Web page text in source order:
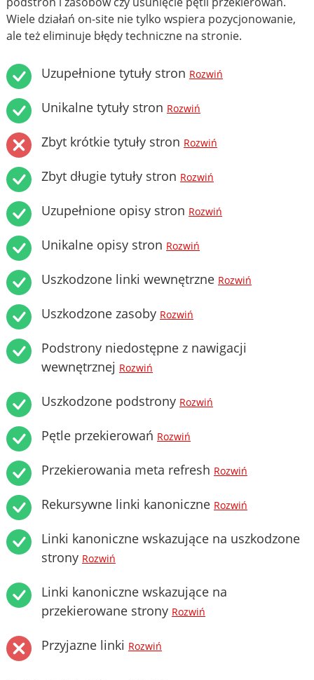
Wiele działań on-site nie tylko wspiera pozycjonowanie,
ale też eliminuje błędy techniczne na stronie.
Uzupełnione tytuły stron Rozwiń
Unikalne tytuły stron Rozwiń
Zbyt krótkie tytuły stron Rozwiń
Zbyt długie tytuły stron Rozwiń
Uzupełnione opisy stron Rozwiń
Unikalne opisy stron Rozwiń
Uszkodzone linki wewnętrzne Rozwiń
Uszkodzone zasoby Rozwiń
Podstrony niedostępne z nawigacji
wewnętrznej Rozwiń
Uszkodzone podstrony Rozwiń
Pętle przekierowań Rozwiń
Przekierowania meta refresh Rozwiń
Rekursywne linki kanoniczne Rozwiń
Linki kanoniczne wskazujące na uszkodzone
strony Rozwiń
Linki kanoniczne wskazujące na
przekierowane strony Rozwiń
Przyjazne linki Rozwiń